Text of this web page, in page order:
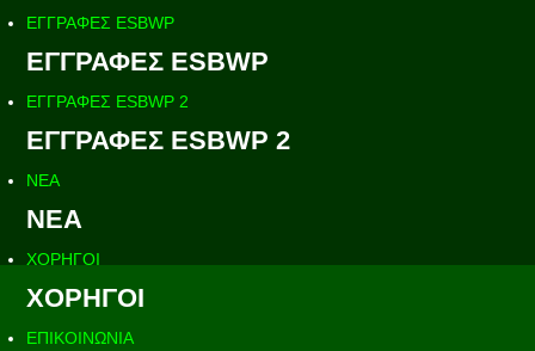
ΕΓΓΡΑΦΕΣ ESBWP
ΕΓΓΡΑΦΕΣ ESBWP
ΕΓΓΡΑΦΕΣ ESBWP 2
ΕΓΓΡΑΦΕΣ ESBWP 2
ΝΕΑ
ΝΕΑ
ΧΟΡΗΓΟΙ
ΧΟΡΗΓΟΙ
ΕΠΙΚΟΙΝΩΝΙΑ